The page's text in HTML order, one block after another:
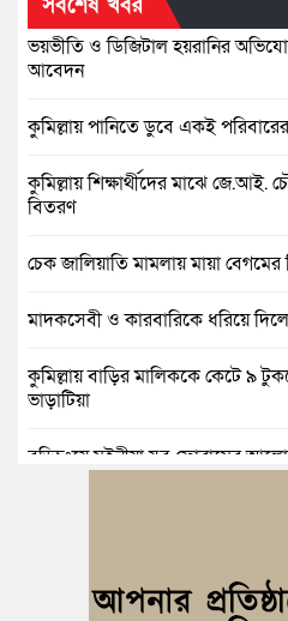
ভয়ভীতি ও ডিজিটাল হয়রানির
আবেদন
কুমিল্লায় পানিতে ডুবে একই
কুমিল্লায় শিক্ষার্থীদের মাঝে জে.আই.
বিতরণ
চেক জালিয়াতি মামলায় মায়া বেগমের
মাদকসেবী ও কারবারিকে ধরিয়ে
কুমিল্লায় বাড়ির মালিককে কেটে ৯
ভাড়াটিয়া
বুড়িচংয়ে মইনীয়া যুব ফোরামের
কুমিল্লায় প্রেমিকার অন্যত্র বিয়ের